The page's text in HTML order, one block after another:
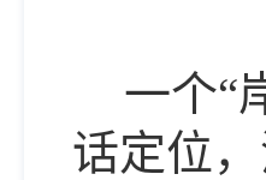
一个“
话定位